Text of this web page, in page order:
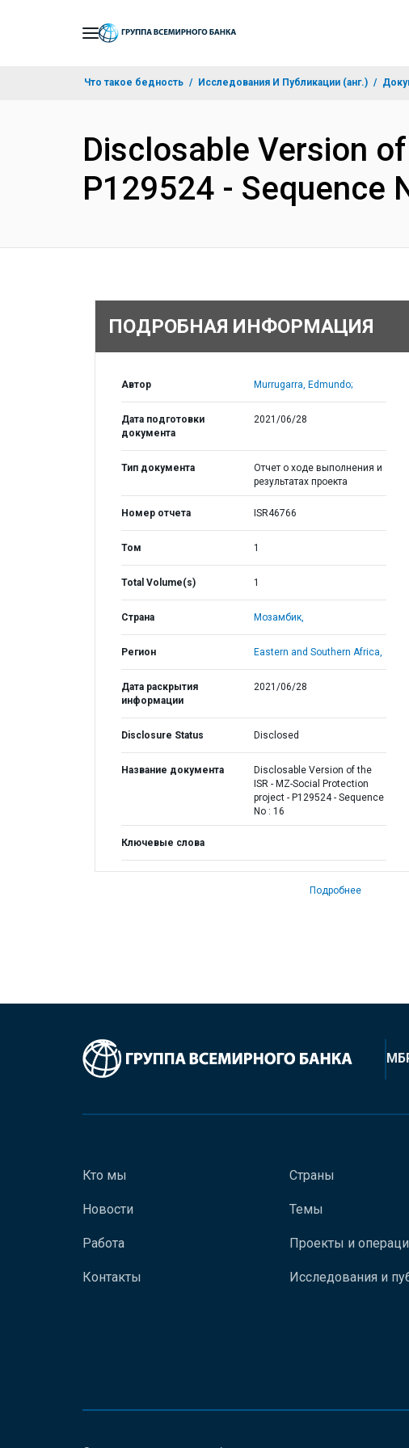
Что такое бедность Исследования И Публикации (анг.)
Disclosable Version
P129524 - Sequence
ПОДРОБНАЯ ИНФОРМАЦИЯ
Автор Murrugarra, Edmundo;
Дата подготовки
документа
2021/06/28
Тип документа
Отчет о ходе выполнения и
результатах проекта
Номер отчета ISR46766
Том 1
Total Volume(s) 1
Страна Мозамбик,
Регион Eastern and Southern Africa,
Дата раскрытия
информации
2021/06/28
Disclosure Status Disclosed
Название документа
Disclosable Version of the
ISR - MZ-Social Protection
project - P129524 - Sequence
No : 16
Ключевые слова
Подробнее
Кто мы
Новости
Работа
Контакты
Страны
Темы
Проекты и
Исследования и